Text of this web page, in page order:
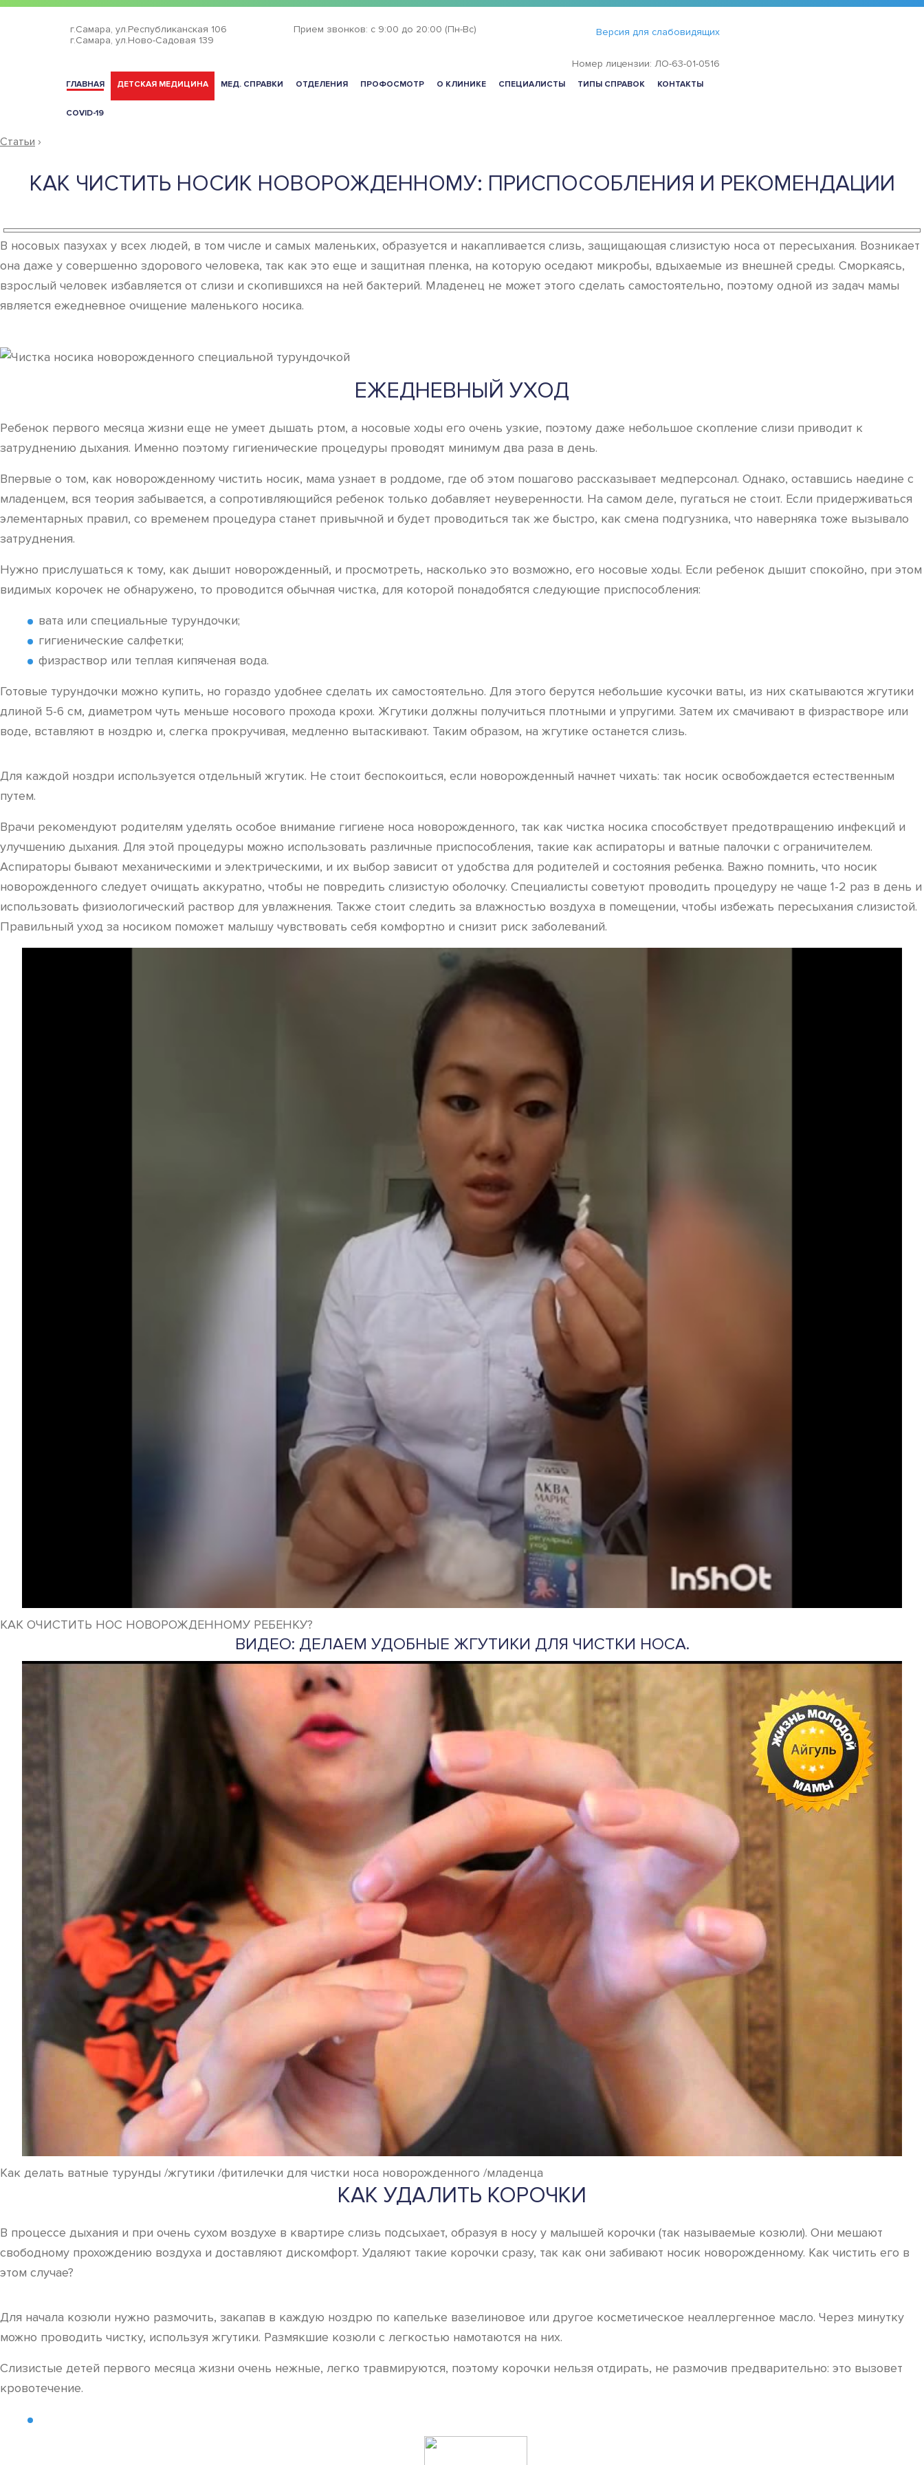
г.Самара, ул.Республиканская 106
г.Самара, ул.Ново-Садовая 139
Прием звонков: с 9:00 до 20:00 (Пн-Вс) Версия для слабовидящих
Номер лицензии: ЛО-63-01-0516
ГЛАВНАЯ ДЕТСКАЯ МЕДИЦИНА МЕД. СПРАВКИ ОТДЕЛЕНИЯ ПРОФОСМОТР О КЛИНИКЕ СПЕЦИАЛИСТЫ ТИПЫ СПРАВОК КОНТАКТЫ
COVID-19
Статьи ›
КАК ЧИСТИТЬ НОСИК НОВОРОЖДЕННОМУ: ПРИСПОСОБЛЕНИЯ И РЕКОМЕНДАЦИИ
В носовых пазухах у всех людей, в том числе и самых маленьких, образуется и накапливается слизь, защищающая слизистую носа от пересыхания. Возникает
она даже у совершенно здорового человека, так как это еще и защитная пленка, на которую оседают микробы, вдыхаемые из внешней среды. Сморкаясь,
взрослый человек избавляется от слизи и скопившихся на ней бактерий. Младенец не может этого сделать самостоятельно, поэтому одной из задач мамы
является ежедневное очищение маленького носика.
ЕЖЕДНЕВНЫЙ УХОД
Ребенок первого месяца жизни еще не умеет дышать ртом, а носовые ходы его очень узкие, поэтому даже небольшое скопление слизи приводит к
затруднению дыхания. Именно поэтому гигиенические процедуры проводят минимум два раза в день.
Впервые о том, как новорожденному чистить носик, мама узнает в роддоме, где об этом пошагово рассказывает медперсонал. Однако, оставшись наедине с
младенцем, вся теория забывается, а сопротивляющийся ребенок только добавляет неуверенности. На самом деле, пугаться не стоит. Если придерживаться
элементарных правил, со временем процедура станет привычной и будет проводиться так же быстро, как смена подгузника, что наверняка тоже вызывало
затруднения.
Нужно прислушаться к тому, как дышит новорожденный, и просмотреть, насколько это возможно, его носовые ходы. Если ребенок дышит спокойно, при этом
видимых корочек не обнаружено, то проводится обычная чистка, для которой понадобятся следующие приспособления:
вата или специальные турундочки;
гигиенические салфетки;
физраствор или теплая кипяченая вода.
Готовые турундочки можно купить, но гораздо удобнее сделать их самостоятельно. Для этого берутся небольшие кусочки ваты, из них скатываются жгутики
длиной 5-6 см, диаметром чуть меньше носового прохода крохи. Жгутики должны получиться плотными и упругими. Затем их смачивают в физрастворе или
воде, вставляют в ноздрю и, слегка прокручивая, медленно вытаскивают. Таким образом, на жгутике останется слизь.
Для каждой ноздри используется отдельный жгутик. Не стоит беспокоиться, если новорожденный начнет чихать: так носик освобождается естественным
путем.
Врачи рекомендуют родителям уделять особое внимание гигиене носа новорожденного, так как чистка носика способствует предотвращению инфекций и
улучшению дыхания. Для этой процедуры можно использовать различные приспособления, такие как аспираторы и ватные палочки с ограничителем.
Аспираторы бывают механическими и электрическими, и их выбор зависит от удобства для родителей и состояния ребенка. Важно помнить, что носик
новорожденного следует очищать аккуратно, чтобы не повредить слизистую оболочку. Специалисты советуют проводить процедуру не чаще 1-2 раз в день и
использовать физиологический раствор для увлажнения. Также стоит следить за влажностью воздуха в помещении, чтобы избежать пересыхания слизистой.
Правильный уход за носиком поможет малышу чувствовать себя комфортно и снизит риск заболеваний.
КАК ОЧИСТИТЬ НОС НОВОРОЖДЕННОМУ РЕБЕНКУ?
ВИДЕО: ДЕЛАЕМ УДОБНЫЕ ЖГУТИКИ ДЛЯ ЧИСТКИ НОСА.
Как делать ватные турунды /жгутики /фитилечки для чистки носа новорожденного /младенца
КАК УДАЛИТЬ КОРОЧКИ
В процессе дыхания и при очень сухом воздухе в квартире слизь подсыхает, образуя в носу у малышей корочки (так называемые козюли). Они мешают
свободному прохождению воздуха и доставляют дискомфорт. Удаляют такие корочки сразу, так как они забивают носик новорожденному. Как чистить его в
этом случае?
Для начала козюли нужно размочить, закапав в каждую ноздрю по капельке вазелиновое или другое косметическое неаллергенное масло. Через минутку
можно проводить чистку, используя жгутики. Размякшие козюли с легкостью намотаются на них.
Слизистые детей первого месяца жизни очень нежные, легко травмируются, поэтому корочки нельзя отдирать, не размочив предварительно: это вызовет
кровотечение.